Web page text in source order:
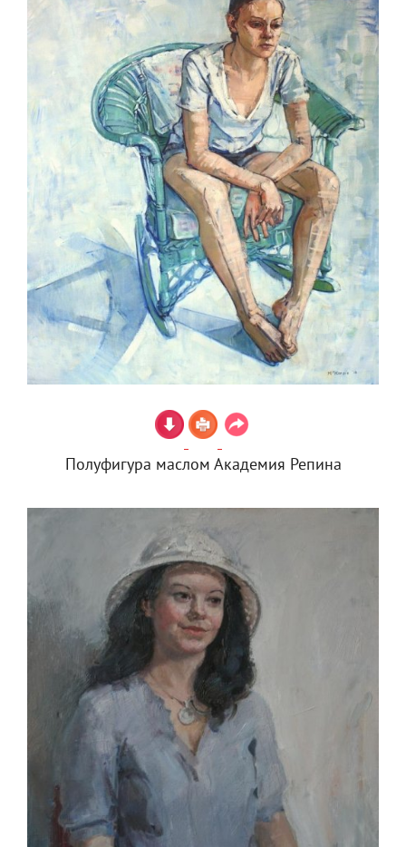
Полуфигура маслом Академия Репина